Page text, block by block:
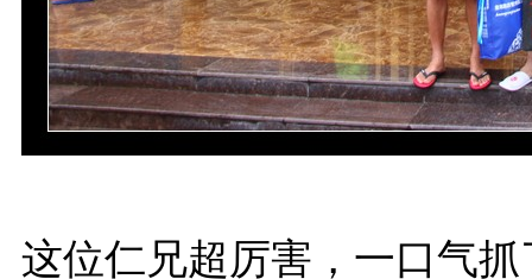
这位仁兄超厉害，一口气